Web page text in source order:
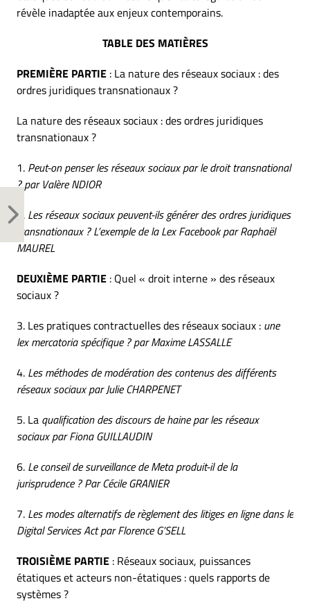
révèle inadaptée aux enjeux contemporains.
TABLE DES MATIÈRES
PREMIÈRE PARTIE : La nature des réseaux sociaux : des
ordres juridiques transnationaux ?
La nature des réseaux sociaux : des ordres juridiques
transnationaux ?
1. Peut-on penser les réseaux sociaux par le droit transnational
? par Valère NDIOR
2. Les réseaux sociaux peuvent-ils générer des ordres juridiques
transnationaux ? L’exemple de la Lex Facebook par Raphaël
MAUREL
DEUXIÈME PARTIE : Quel « droit interne » des réseaux
sociaux ?
3. Les pratiques contractuelles des réseaux sociaux : une
lex mercatoria spécifique ? par Maxime LASSALLE
4. Les méthodes de modération des contenus des différents
réseaux sociaux par Julie CHARPENET
5. La qualification des discours de haine par les réseaux
sociaux par Fiona GUILLAUDIN
6. Le conseil de surveillance de Meta produit-il de la
jurisprudence ? Par Cécile GRANIER
7. Les modes alternatifs de règlement des litiges en ligne dans le
Digital Services Act par Florence G’SELL
TROISIÈME PARTIE : Réseaux sociaux, puissances
étatiques et acteurs non-étatiques : quels rapports de
systèmes ?